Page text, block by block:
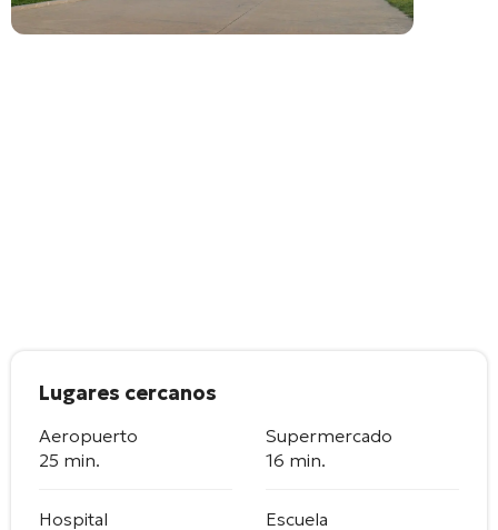
Lugares cercanos
Aeropuerto
25 min.
Supermercado
16 min.
Hospital
Escuela